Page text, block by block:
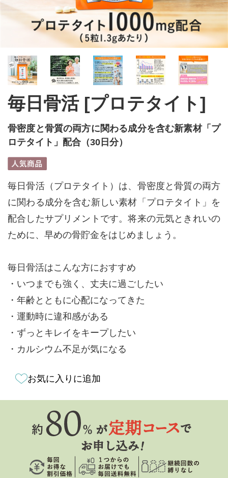
毎日骨活 [プロテタイト]
骨密度と骨質の両方に関わる成分を含む新素材「プ
ロテタイト」配合（30日分）
毎日骨活（プロテタイト）は、骨密度と骨質の両方
に関わる成分を含む新しい素材「プロテタイト」を
配合したサプリメントです。将来の元気ときれいの
ために、早めの骨貯金をはじめましょう。
毎日骨活はこんな方におすすめ
・いつまでも強く、丈夫に過ごしたい
・年齢とともに心配になってきた
・運動時に違和感がある
・ずっとキレイをキープしたい
・カルシウム不足が気になる
お気に入りに追加